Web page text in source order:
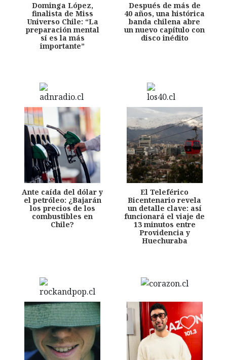
Dominga López,
finalista de Miss
Universo Chile: “La
preparación mental
sí es la más
importante”
Después de más de
40 años, una histórica
banda chilena abre
un nuevo capítulo con
disco inédito
Ante caída del dólar y
el petróleo: ¿Bajarán
los precios de los
combustibles en
Chile?
El Teleférico
Bicentenario revela
un detalle clave: así
funcionará el viaje de
13 minutos entre
Providencia y
Huechuraba